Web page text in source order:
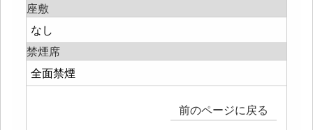
座敷
なし
禁煙席
全面禁煙
前のページに戻る